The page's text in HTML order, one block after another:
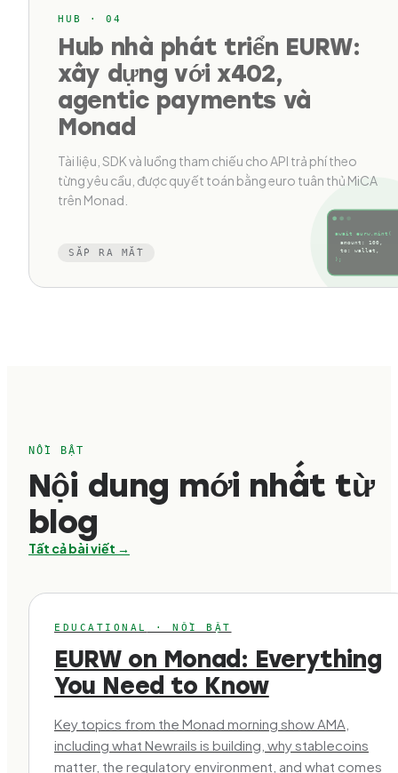
HUB · 04
Hub nhà phát triển EURW:
xây dựng với x402,
agentic payments và
Monad
Tài liệu, SDK và luồng tham chiếu cho API trả phí theo
từng yêu cầu, được quyết toán bằng euro tuân thủ MiCA
trên Monad.
SẮP RA MẮT
await eurw.mint(
amount: 100,
to: wallet,
);
NỔI BẬT
Nội dung mới nhất từ
blog
Tất cả bài viết →
EDUCATIONAL · NỔI BẬT
EURW on Monad: Everything
You Need to Know
Key topics from the Monad morning show AMA,
including what Newrails is building, why stablecoins
matter, the regulatory environment, and what comes